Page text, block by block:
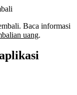
Baca informasi
uang.